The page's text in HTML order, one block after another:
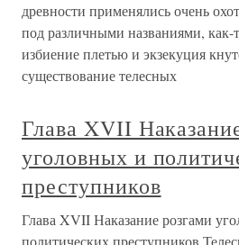
древности применялись очень
под различными названиями, как-
избиение плетью и экзекуция
существование телесных
Глава XVII
уголовных и
преступников
Глава XVII Наказание розгами
политических преступников